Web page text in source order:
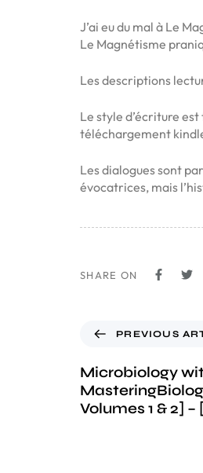
J’ai eu du mal à Le
Le Magnétisme
Les descriptions
Le style d’écriture
téléchargement
Les dialogues sont
évocatrices, mais
SHARE ON
PREVIOUS
Microbiology
Volumes 1 & 2]